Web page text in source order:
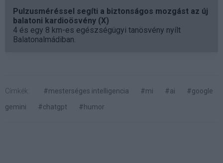
Pulzusméréssel segíti a biztonságos mozgást az új
balatoni kardioösvény (X)
4 és egy 8 km-es egészségügyi tanösvény nyílt
Balatonalmádiban.
Címkék: #mesterséges intelligencia #mi #ai
#google
gemini
#chatgpt #humor